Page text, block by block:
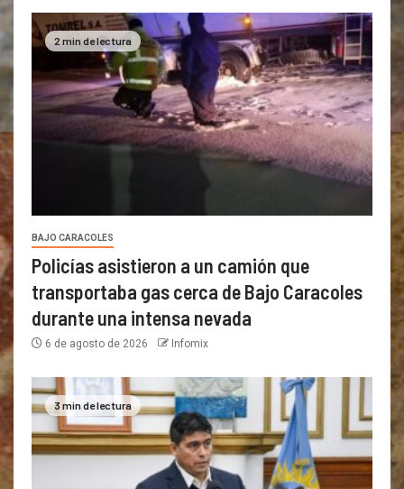
2 min de lectura
BAJO CARACOLES
Policías asistieron a un camión que
transportaba gas cerca de Bajo Caracoles
durante una intensa nevada
6 de agosto de 2026 Infomix
3 min de lectura